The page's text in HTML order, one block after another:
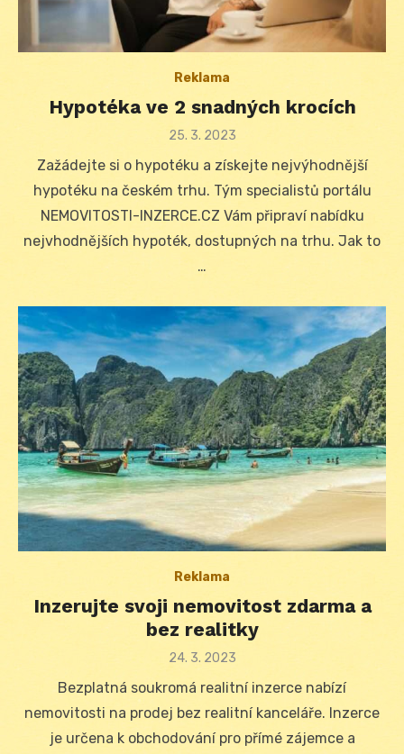
Reklama
Hypotéka ve 2 snadných krocích
Posted
25. 3. 2023
Zažádejte si o hypotéku a získejte nejvýhodnější
hypotéku na českém trhu. Tým specialistů portálu
NEMOVITOSTI-INZERCE.CZ Vám připraví nabídku
nejvhodnějších hypoték, dostupných na trhu. Jak to
…
Reklama
Inzerujte svoji nemovitost zdarma a
bez realitky
Posted
24. 3. 2023
Bezplatná soukromá realitní inzerce nabízí
nemovitosti na prodej bez realitní kanceláře. Inzerce
je určena k obchodování pro přímé zájemce a